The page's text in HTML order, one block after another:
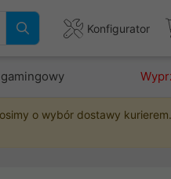
Konfigurator
o wybór dostawy